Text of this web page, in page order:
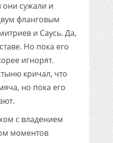
сужали и
фланговым
и Саусь. Да,
Но пока его
игнорят.
кричал, что
но пока его
с владением
моментов